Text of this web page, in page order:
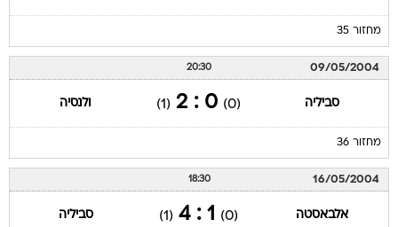
מחזור 35
09/05/2004
20:30
סביליה (0)
0 : 2
(1) ולנסיה
מחזור 36
16/05/2004
18:30
אלבאסטה (0)
1 : 4
(1) סביליה